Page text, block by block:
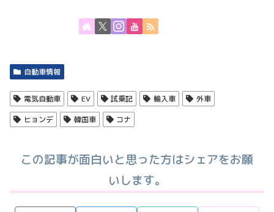
自動車情報
電気自動車 EV 試乗記 輸入車
外車
ヒョンデ
韓国車 コナ
この記事が面白いと思った方はシェアをお願
いします。